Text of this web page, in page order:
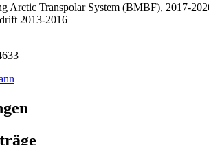
Arctic Transpolar System (BMBF), 2017-
2013-2016